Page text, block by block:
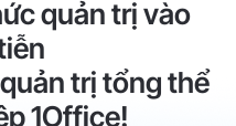
quản trị vào
trị tổng thể
1Office!